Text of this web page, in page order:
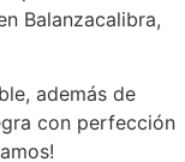
Balanzacalibra,
además de
con perfección